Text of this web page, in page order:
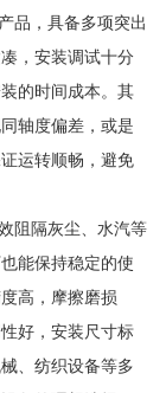
品，具备多项突出
，安装调试十分
的时间成本。其
轴度偏差，或是
运转顺畅，避免
阻隔灰尘、水汽等
能保持稳定的使
高，摩擦磨损
好，安装尺寸标
、纺织设备等多